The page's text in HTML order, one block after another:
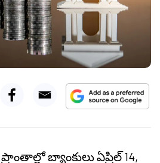
బ్యాంకులు ఏప్రిల్ 14,